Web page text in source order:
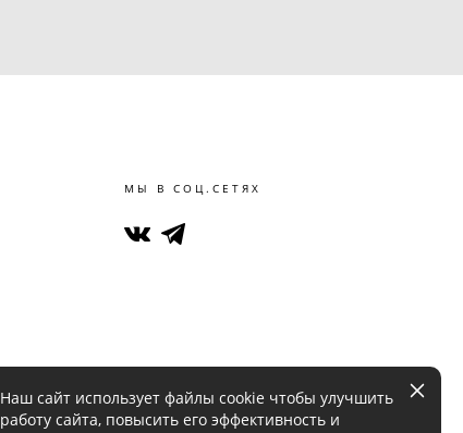
МЫ В СОЦ.СЕТЯХ
Наш сайт использует файлы cookie чтобы улучшить
работу сайта, повысить его эффективность и